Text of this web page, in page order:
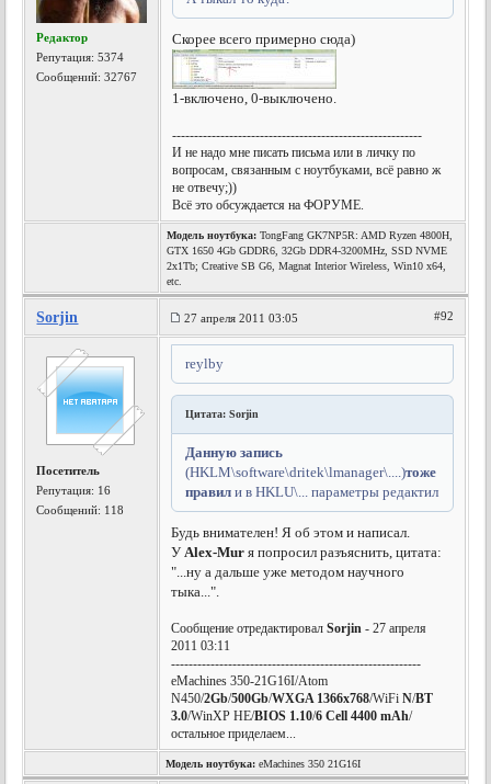
Редактор
Репутация:5374
Сообщений: 32767
Скорее всего примерно сюда)
1-включено, 0-выключено.
---------------------------------------------------------
И не надо мне писать письма или в личку по
вопросам, связанным с ноутбуками, всё равно ж
не отвечу;))
Всё это обсуждается на ФОРУМЕ.
Модель ноутбука: TongFang GK7NP5R: AMD Ryzen 4800H,
GTX 1650 4Gb GDDR6, 32Gb DDR4-3200MHz, SSD NVME
2x1Tb; Creative SB G6, Magnat Interior Wireless, Win10 x64,
etc.
Sorjin 27 апреля 2011 03:05 #92
Посетитель
Репутация: 16
Сообщений: 118
reylby
Цитата: Sorjin
Данную запись
(HKLM\software\dritek\lmanager\....)тоже
правил и в HKLU\... параметры редактил
Будь внимателен! Я об этом и написал.
УAlex-Mur я попросил разъяснить, цитата:
"...ну а дальше уже методом научного
тыка...".
Сообщение отредактировалSorjin - 27 апреля
2011 03:11
---------------------------------------------------------
eMachines 350-21G16I/Atom
N450/2Gb/500Gb/WXGA 1366x768/WiFiN/BT
3.0/WinXP HE/BIOS 1.10/6 Cell 4400 mAh/
остальное приделаем...
Модель ноутбука: eMachines 350 21G16I